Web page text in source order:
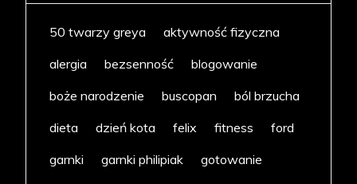
50 twarzy greya
aktywność fizyczna
alergia
bezsenność
blogowanie
boże narodzenie
buscopan
ból brzucha
dieta
dzień kota felix fitness
ford
garnki
garnki philipiak
gotowanie